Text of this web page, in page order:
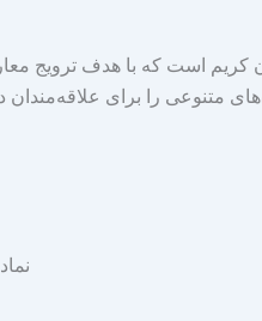
است که با هدف ترویج
متنوعی را برای